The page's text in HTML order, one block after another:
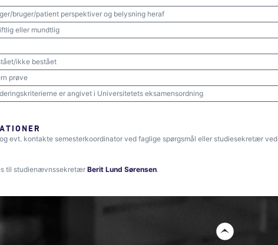
bruger/patient perspektiver og belysning heraf
eller mundtlig
ikke bestået
prøve
er angivet i Universitetets eksamensordning
evt. kontakte semesterkoordinator ved faglige spørgsmål eller studiesekretær ved
til studienævnssekretær Berit Lund Sørensen.
t